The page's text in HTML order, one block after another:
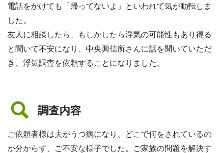
電話をかけても「帰ってないよ」といわれて気が動転しま
した。
友人に相談したら、もしかしたら浮気の可能性もあり得る
と聞いて不安になり、中央興信所さんに話を聞いていただ
き、浮気調査を依頼することになりました。
調査内容
ご依頼者様は夫がうつ病になり、どこで何をされているの
か分からず、ご不安な様子でした。ご家族の問題を解決す